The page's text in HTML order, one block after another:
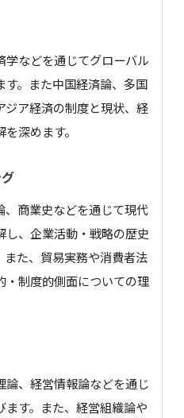
学などを通じてグローバル
。また中国経済論、多国
ジア経済の制度と現状、経
深めます。
商業史などを通じて現代
し、企業活動・戦略の歴史
た、貿易実務や消費者法
・制度的側面についての理
、経営情報論などを通じ
す。また、経営組織論や